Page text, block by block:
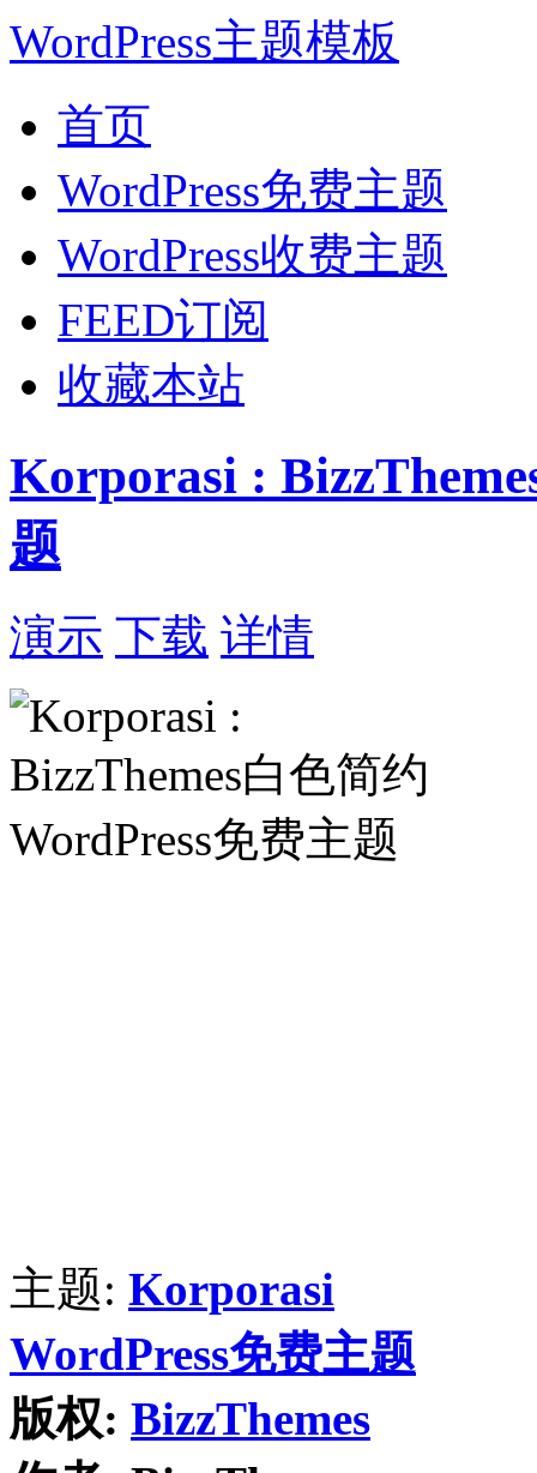
WordPress主题模板
首页
WordPress免费主题
WordPress收费主题
FEED订阅
收藏本站
Korporasi :
题
演示 下载 详情
主题: Korporasi
WordPress免费主题
版权: BizzThemes